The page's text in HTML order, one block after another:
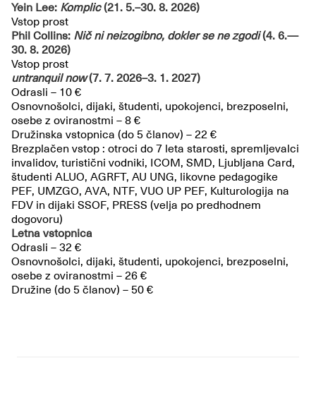
Yein Lee: Komplic(21. 5.–30. 8. 2026)
Vstop prost
Phil Collins: Nič ni neizogibno, dokler se ne zgodi(4. 6.—
30. 8. 2026)
Vstop prost
untranquil now(7. 7. 2026–3. 1. 2027)
Odrasli – 10 €
Osnovnošolci, dijaki, študenti, upokojenci, brezposelni,
osebe z oviranostmi – 8 €
Družinska vstopnica (do 5 članov) – 22 €
Brezplačen vstop : otroci do 7 leta starosti, spremljevalci
invalidov, turistični vodniki, ICOM, SMD, Ljubljana Card,
študenti ALUO, AGRFT, AU UNG, likovne pedagogike
PEF, UMZGO, AVA, NTF, VUO UP PEF, Kulturologija na
FDV in dijaki SSOF, PRESS (velja po predhodnem
dogovoru)
Letna vstopnica
Odrasli – 32 €
Osnovnošolci, dijaki, študenti, upokojenci, brezposelni,
osebe z oviranostmi – 26 €
Družine (do 5 članov) – 50 €